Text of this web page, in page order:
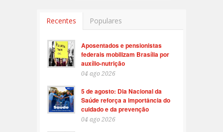
Recentes Populares
Aposentados e pensionistas
federais mobilizam Brasília por
auxílio-nutrição
04 ago 2026
5 de agosto: Dia Nacional da
Saúde reforça a importância do
cuidado e da prevenção
04 ago 2026